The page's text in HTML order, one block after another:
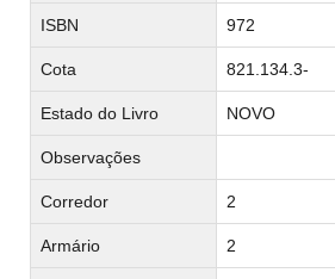
ISBN 972
Cota 821.134.3-
Estado do Livro NOVO
Observações
Corredor 2
Armário 2